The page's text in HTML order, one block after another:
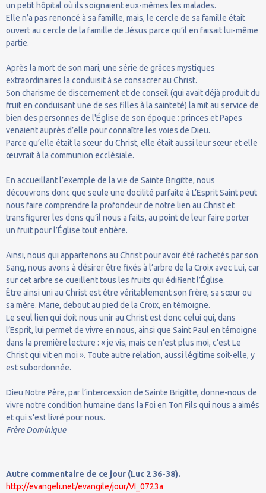
un petit hôpital où ils soignaient eux-mêmes les malades.
Elle n’a pas renoncé à sa famille, mais, le cercle de sa famille était
ouvert au cercle de la famille de Jésus parce qu’il en faisait lui-même
partie.
Après la mort de son mari, une série de grâces mystiques
extraordinaires la conduisit à se consacrer au Christ.
Son charisme de discernement et de conseil (qui avait déjà produit du
fruit en conduisant une de ses filles à la sainteté) la mit au service de
bien des personnes de l'Église de son époque : princes et Papes
venaient auprès d’elle pour connaître les voies de Dieu.
Parce qu’elle était la sœur du Christ, elle était aussi leur sœur et elle
œuvrait à la communion ecclésiale.
En accueillant l’exemple de la vie de Sainte Brigitte, nous
découvrons donc que seule une docilité parfaite à L’Esprit Saint peut
nous faire comprendre la profondeur de notre lien au Christ et
transfigurer les dons qu’il nous a faits, au point de leur faire porter
un fruit pour l’Église tout entière.
Ainsi, nous qui appartenons au Christ pour avoir été rachetés par son
Sang, nous avons à désirer être fixés à l’arbre de la Croix avec Lui, car
sur cet arbre se cueillent tous les fruits qui édifient l’Église.
Être ainsi uni au Christ est être véritablement son frère, sa sœur ou
sa mère. Marie, debout au pied de la Croix, en témoigne.
Le seul lien qui doit nous unir au Christ est donc celui qui, dans
l’Esprit, lui permet de vivre en nous, ainsi que Saint Paul en témoigne
dans la première lecture : « je vis, mais ce n'est plus moi, c'est Le
Christ qui vit en moi ». Toute autre relation, aussi légitime soit-elle, y
est subordonnée.
Dieu Notre Père, par l’intercession de Sainte Brigitte, donne-nous de
vivre notre condition humaine dans la Foi en Ton Fils qui nous a aimés
et qui s'est livré pour nous.
Frère Dominique
Autre commentaire de ce jour (Luc 2 36-38).
http://evangeli.net/evangile/jour/VI_0723a